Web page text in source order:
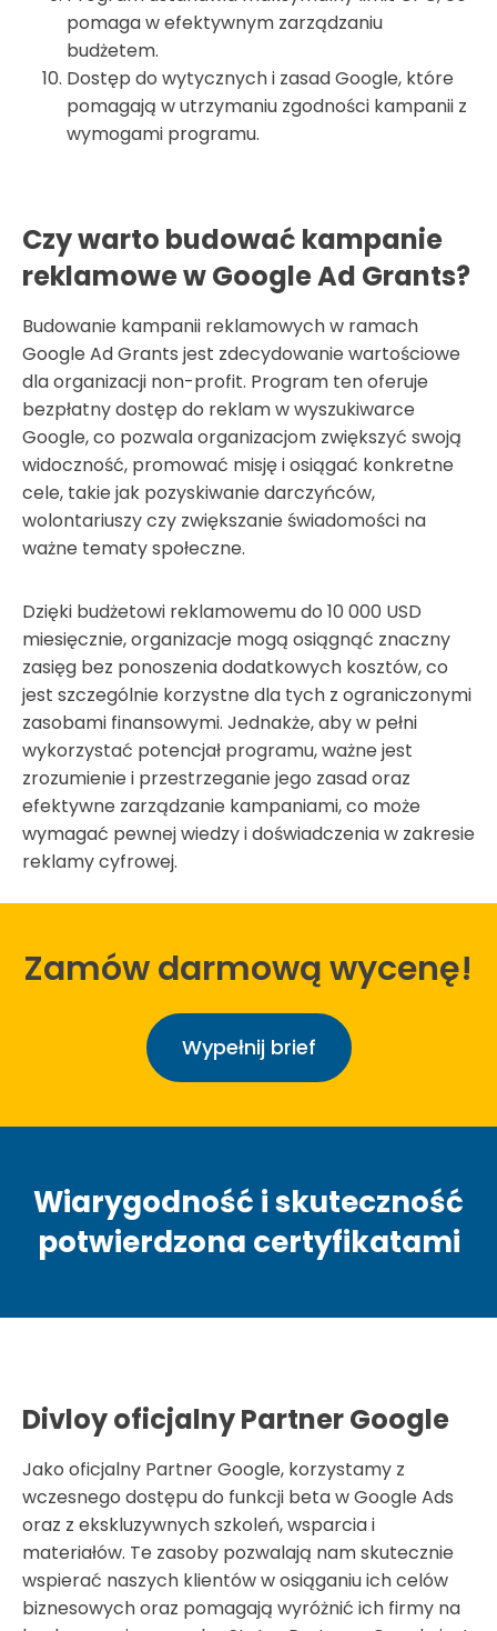
pomaga w efektywnym zarządzaniu
budżetem.
Dostęp do wytycznych i zasad Google, które
pomagają w utrzymaniu zgodności kampanii z
wymogami programu.
Czy warto budować kampanie
reklamowe w Google Ad Grants?
Budowanie kampanii reklamowych w ramach
Google Ad Grants jest zdecydowanie wartościowe
dla organizacji non-profit. Program ten oferuje
bezpłatny dostęp do reklam w wyszukiwarce
Google, co pozwala organizacjom zwiększyć swoją
widoczność, promować misję i osiągać konkretne
cele, takie jak pozyskiwanie darczyńców,
wolontariuszy czy zwiększanie świadomości na
ważne tematy społeczne.
Dzięki budżetowi reklamowemu do 10 000 USD
miesięcznie, organizacje mogą osiągnąć znaczny
zasięg bez ponoszenia dodatkowych kosztów, co
jest szczególnie korzystne dla tych z ograniczonymi
zasobami finansowymi. Jednakże, aby w pełni
wykorzystać potencjał programu, ważne jest
zrozumienie i przestrzeganie jego zasad oraz
efektywne zarządzanie kampaniami, co może
wymagać pewnej wiedzy i doświadczenia w zakresie
reklamy cyfrowej.
Zamów darmową wycenę!
Wypełnij brief
Wiarygodność i skuteczność
potwierdzona certyfikatami
Divloy oficjalny Partner Google
Jako oficjalny Partner Google, korzystamy z
wczesnego dostępu do funkcji beta w Google Ads
oraz z ekskluzywnych szkoleń, wsparcia i
materiałów. Te zasoby pozwalają nam skutecznie
wspierać naszych klientów w osiąganiu ich celów
biznesowych oraz pomagają wyróżnić ich firmy na